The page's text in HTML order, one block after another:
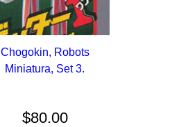
Chogokin, Robots
Miniatura, Set 3.
$80.00